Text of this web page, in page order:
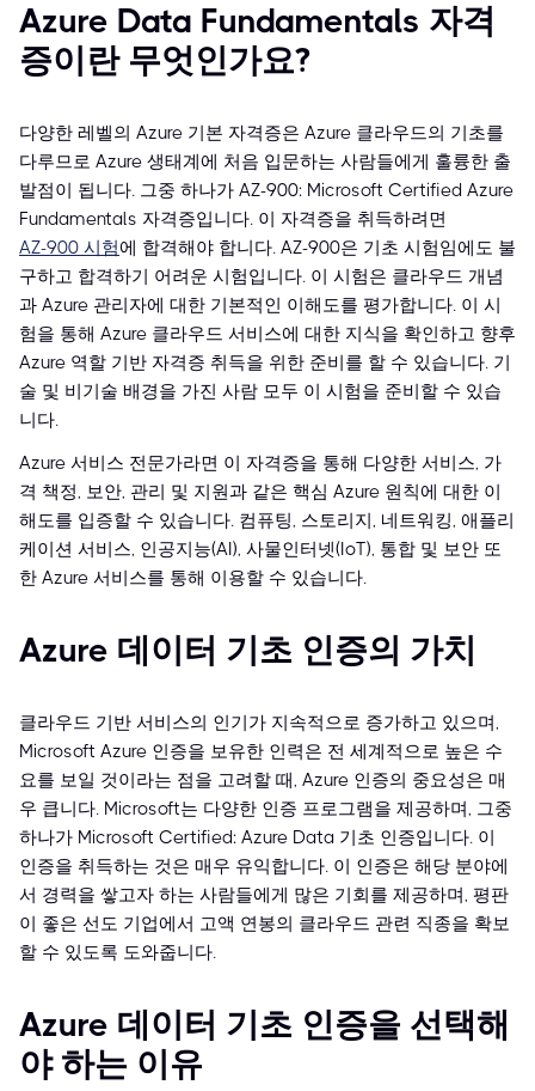
Azure Data Fundamentals 자격
증이란 무엇인가요?
다양한 레벨의 Azure 기본 자격증은 Azure 클라우드의 기초를
다루므로 Azure 생태계에 처음 입문하는 사람들에게 훌륭한 출
발점이 됩니다. 그중 하나가 AZ-900: Microsoft Certified Azure
Fundamentals 자격증입니다. 이 자격증을 취득하려면
AZ-900 시험에 합격해야 합니다. AZ-900은 기초 시험임에도 불
구하고 합격하기 어려운 시험입니다. 이 시험은 클라우드 개념
과 Azure 관리자에 대한 기본적인 이해도를 평가합니다. 이 시
험을 통해 Azure 클라우드 서비스에 대한 지식을 확인하고 향후
Azure 역할 기반 자격증 취득을 위한 준비를 할 수 있습니다. 기
술 및 비기술 배경을 가진 사람 모두 이 시험을 준비할 수 있습
니다.
Azure 서비스 전문가라면 이 자격증을 통해 다양한 서비스, 가
격 책정, 보안, 관리 및 지원과 같은 핵심 Azure 원칙에 대한 이
해도를 입증할 수 있습니다. 컴퓨팅, 스토리지, 네트워킹, 애플리
케이션 서비스, 인공지능(AI), 사물인터넷(IoT), 통합 및 보안 또
한 Azure 서비스를 통해 이용할 수 있습니다.
Azure 데이터 기초 인증의 가치
클라우드 기반 서비스의 인기가 지속적으로 증가하고 있으며,
Microsoft Azure 인증을 보유한 인력은 전 세계적으로 높은 수
요를 보일 것이라는 점을 고려할 때, Azure 인증의 중요성은 매
우 큽니다. Microsoft는 다양한 인증 프로그램을 제공하며, 그중
하나가 Microsoft Certified: Azure Data 기초 인증입니다. 이
인증을 취득하는 것은 매우 유익합니다. 이 인증은 해당 분야에
서 경력을 쌓고자 하는 사람들에게 많은 기회를 제공하며, 평판
이 좋은 선도 기업에서 고액 연봉의 클라우드 관련 직종을 확보
할 수 있도록 도와줍니다.
Azure 데이터 기초 인증을 선택해
야 하는 이유